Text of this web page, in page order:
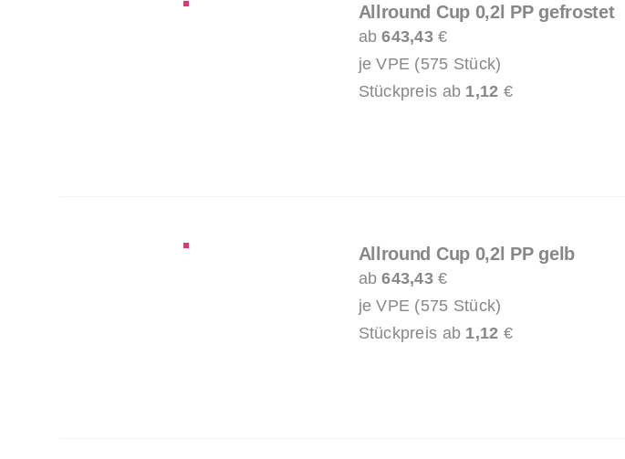
Allround Cup 0,2l PP gefrostet
ab643,43€
je VPE (575 Stück)
Stückpreis ab 1,12 €
Allround Cup 0,2l PP gelb
ab643,43€
je VPE (575 Stück)
Stückpreis ab 1,12 €